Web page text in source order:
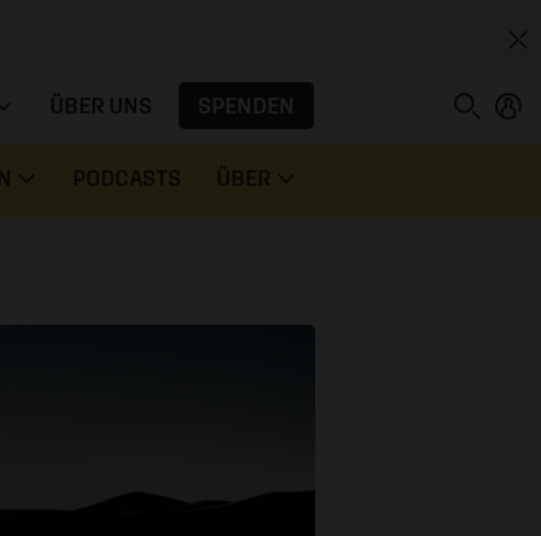
ÜBER UNS SPENDEN
PODCASTS ÜBER